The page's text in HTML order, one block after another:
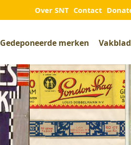
Over SNT Contact
Gedeponeerde merken